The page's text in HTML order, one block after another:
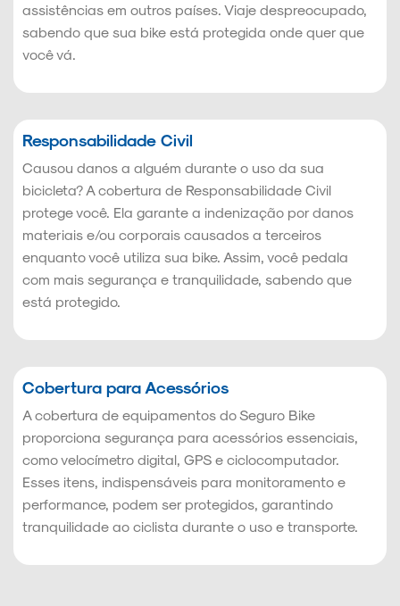
assistências em outros países. Viaje despreocupado,
sabendo que sua bike está protegida onde quer que
você vá.
Responsabilidade Civil
Causou danos a alguém durante o uso da sua
bicicleta? A cobertura de Responsabilidade Civil
protege você. Ela garante a indenização por danos
materiais e/ou corporais causados a terceiros
enquanto você utiliza sua bike. Assim, você pedala
com mais segurança e tranquilidade, sabendo que
está protegido.
Cobertura para Acessórios
A cobertura de equipamentos do Seguro Bike
proporciona segurança para acessórios essenciais,
como velocímetro digital, GPS e ciclocomputador.
Esses itens, indispensáveis para monitoramento e
performance, podem ser protegidos, garantindo
tranquilidade ao ciclista durante o uso e transporte.